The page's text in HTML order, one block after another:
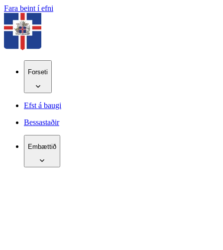
Fara beint í efni
Forseti
Efst á baugi
Bessastaðir
Embættið